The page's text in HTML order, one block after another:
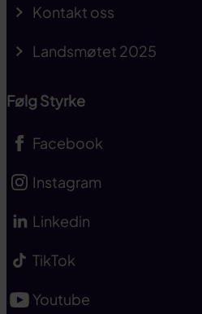
Kontakt oss
Landsmøtet 2025
Følg Styrke
Facebook
Instagram
Linkedin
TikTok
Youtube